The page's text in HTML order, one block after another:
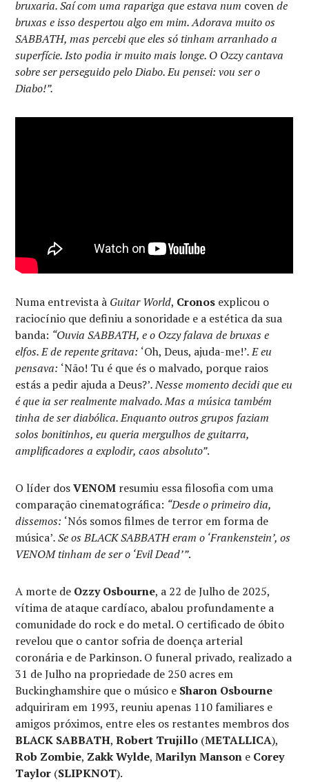
bruxaria. Saí com uma rapariga que estava num covende
bruxas e isso despertou algo em mim. Adorava muito os
SABBATH, mas percebi que eles só tinham arranhado a
superfície. Isto podia ir muito mais longe. O Ozzy cantava
sobre ser perseguido pelo Diabo. Eu pensei: vou ser o
Diabo!”.
Numa entrevista à Guitar World, Cronos explicou o
raciocínio que definiu a sonoridade e a estética da sua
banda: “Ouvia SABBATH, e o Ozzy falava de bruxas e
elfos. E de repente gritava: ‘Oh, Deus, ajuda-me!’. E eu
pensava: ‘Não! Tu é que és o malvado, porque raios
estás a pedir ajuda a Deus?’. Nesse momento decidi que eu
é que ia ser realmente malvado. Mas a música também
tinha de ser diabólica. Enquanto outros grupos faziam
solos bonitinhos, eu queria mergulhos de guitarra,
amplificadores a explodir, caos absoluto”.
O líder dosVENOM resumiu essa filosofia com uma
comparação cinematográfica: “Desde o primeiro dia,
dissemos: ‘Nós somos filmes de terror em forma de
música’. Se os BLACK SABBATH eram o ‘Frankenstein’, os
VENOM tinham de ser o ‘Evil Dead’”.
A morte de Ozzy Osbourne, a 22 de Julho de 2025,
vítima de ataque cardíaco, abalou profundamente a
comunidade do rock e do metal. O certificado de óbito
revelou que o cantor sofria de doença arterial
coronária e de Parkinson. O funeral privado, realizado a
31 de Julho na propriedade de 250 acres em
Buckinghamshire que o músico e Sharon Osbourne
adquiriram em 1993, reuniu apenas 110 familiares e
amigos próximos, entre eles os restantes membros dos
BLACK SABBATH,Robert Trujillo (METALLICA),
Rob Zombie, Zakk Wylde,Marilyn Manson e Corey
Taylor (SLIPKNOT).